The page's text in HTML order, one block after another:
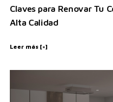
Claves para Renovar Tu
Alta Calidad
Leer más [+]